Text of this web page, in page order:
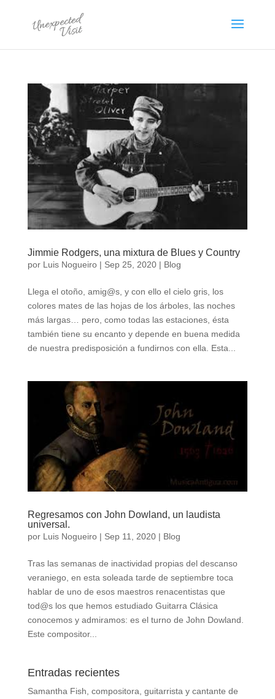
Jimmie Rodgers, una mixtura de Blues y Country
por Luis Nogueiro| Sep 25, 2020| Blog
Llega el otoño, amig@s, y con ello el cielo gris, los
colores mates de las hojas de los árboles, las noches
más largas… pero, como todas las estaciones, ésta
también tiene su encanto y depende en buena medida
de nuestra predisposición a fundirnos con ella. Esta...
Regresamos con John Dowland, un laudista
universal.
por Luis Nogueiro| Sep 11, 2020| Blog
Tras las semanas de inactividad propias del descanso
veraniego, en esta soleada tarde de septiembre toca
hablar de uno de esos maestros renacentistas que
tod@s los que hemos estudiado Guitarra Clásica
conocemos y admiramos: es el turno de John Dowland.
Este compositor...
Entradas recientes
Samantha Fish, compositora, guitarrista y cantante de